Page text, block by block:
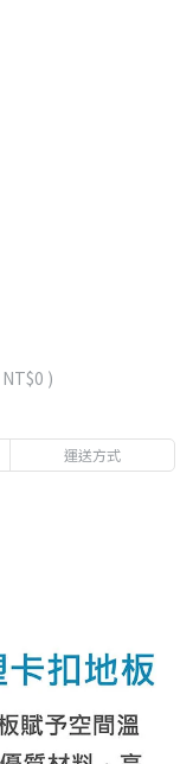
NT$0 )
運送方式